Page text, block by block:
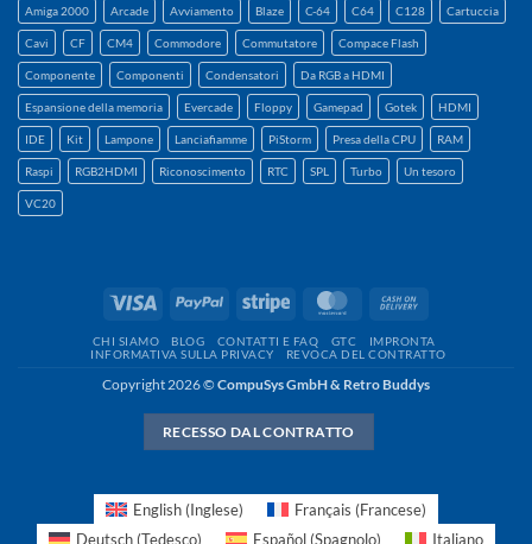
Amiga 2000 Arcade Avviamento Blaze C-64 C64 C128 Cartuccia
Cavi CF CM4 Commodore Commutatore Compace Flash
Componente Componenti Condensatori Da RGB a HDMI
Espansione della memoria Evercade Floppy Gamepad Gotek HDMI
IDE Kit Lampone Lanciafiamme PiStorm Presa della CPU RAM
Raspi RGB2HDMI Riconoscimento RTC SPL Turbo Un tesoro
VC20
Visto PayPal
A
MasterCard
consegna
CHI SIAMO BLOG CONTATTI E FAQ GTC
IMPRONTA
INFORMATIVA SULLA PRIVACY
REVOCA DEL CONTRATTO
Copyright 2026 © CompuSys GmbH & Retro Buddys
RECESSO DAL CONTRATTO
English (Inglese) Français (Francese)
Deutsch(Tedesco) Español (Spagnolo) Italiano